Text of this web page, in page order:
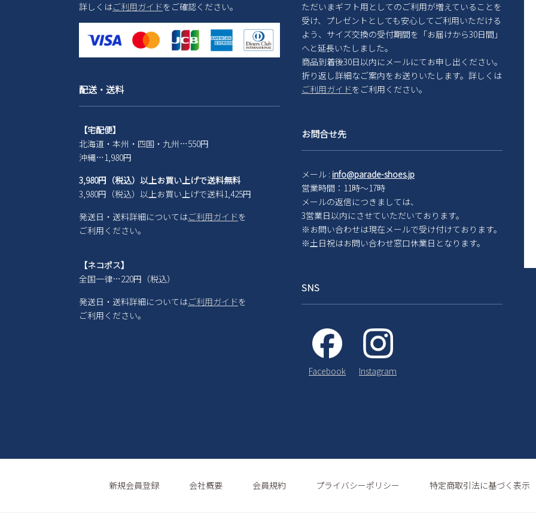
詳しくはご利用ガイドをご確認ください。
配送・送料
【宅配便】
北海道・本州・四国・九州…550円
沖縄…1,980円
3,980円（税込）以上お買い上げで送料無料
3,980円（税込）以上お買い上げで送料1,425円
発送日・送料詳細についてはご利用ガイドを
ご利用ください。
【ネコポス】
全国一律…220円（税込）
発送日・送料詳細についてはご利用ガイドを
ご利用ください。
ただいまギフト用としてのご利用が増えていることを
受け、プレゼントとしても安心してご利用いただける
よう、サイズ交換の受付期間を「お届けから30日間」
へと延長いたしました。
商品到着後30日以内にメールにてお申し出ください。
折り返し詳細なご案内をお送りいたします。詳しくは
ご利用ガイドをご利用ください。
お問合せ先
メール : info@parade-shoes.jp
営業時間：11時～17時
メールの返信につきましては、
3営業日以内にさせていただいております。
※お問い合わせは現在メールで受け付けております。
※土日祝はお問い合わせ窓口休業日となります。
SNS
Facebook Instagram
新規会員登録 会社概要 会員規約 プライバシーポリシー 特定商取引法に基づく表示